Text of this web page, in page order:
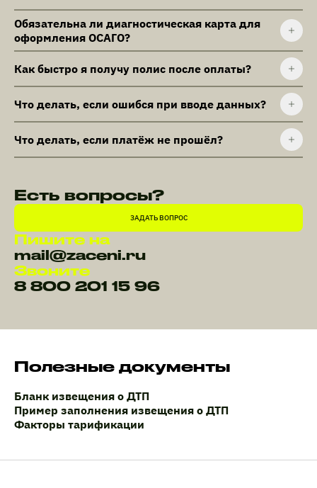
Обязательна ли диагностическая карта для
оформления ОСАГО?
Как быстро я получу полис после оплаты?
Что делать, если ошибся при вводе данных?
Что делать, если платёж не прошёл?
Есть вопросы?
ЗАДАТЬ ВОПРОС
Пишите на
mail@zaceni.ru
Звоните
8 800 201 15 96
Полезные документы
Бланк извещения о ДТП
Пример заполнения извещения о ДТП
Факторы тарификации